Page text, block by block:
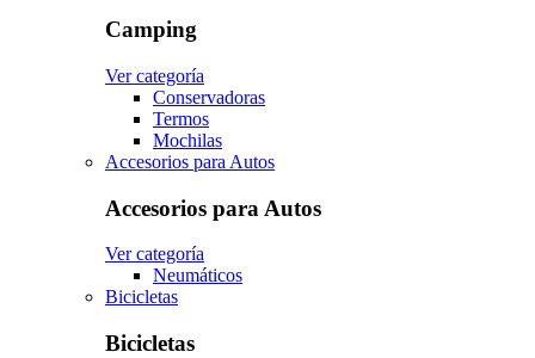
Camping
Ver categoría
Conservadoras
Termos
Mochilas
Accesorios para Autos
Accesorios para Autos
Ver categoría
Neumáticos
Bicicletas
Bicicletas